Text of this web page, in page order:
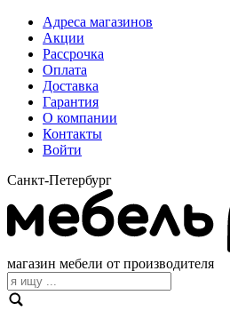
Адреса магазинов
Акции
Рассрочка
Оплата
Доставка
Гарантия
О компании
Контакты
Войти
Санкт-Петербург
магазин мебели от производителя